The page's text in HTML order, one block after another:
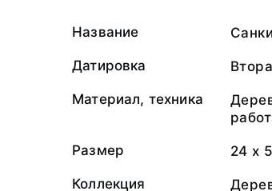
Название Санки
Датировка
Материал, техника
Размер 24 х
Коллекция